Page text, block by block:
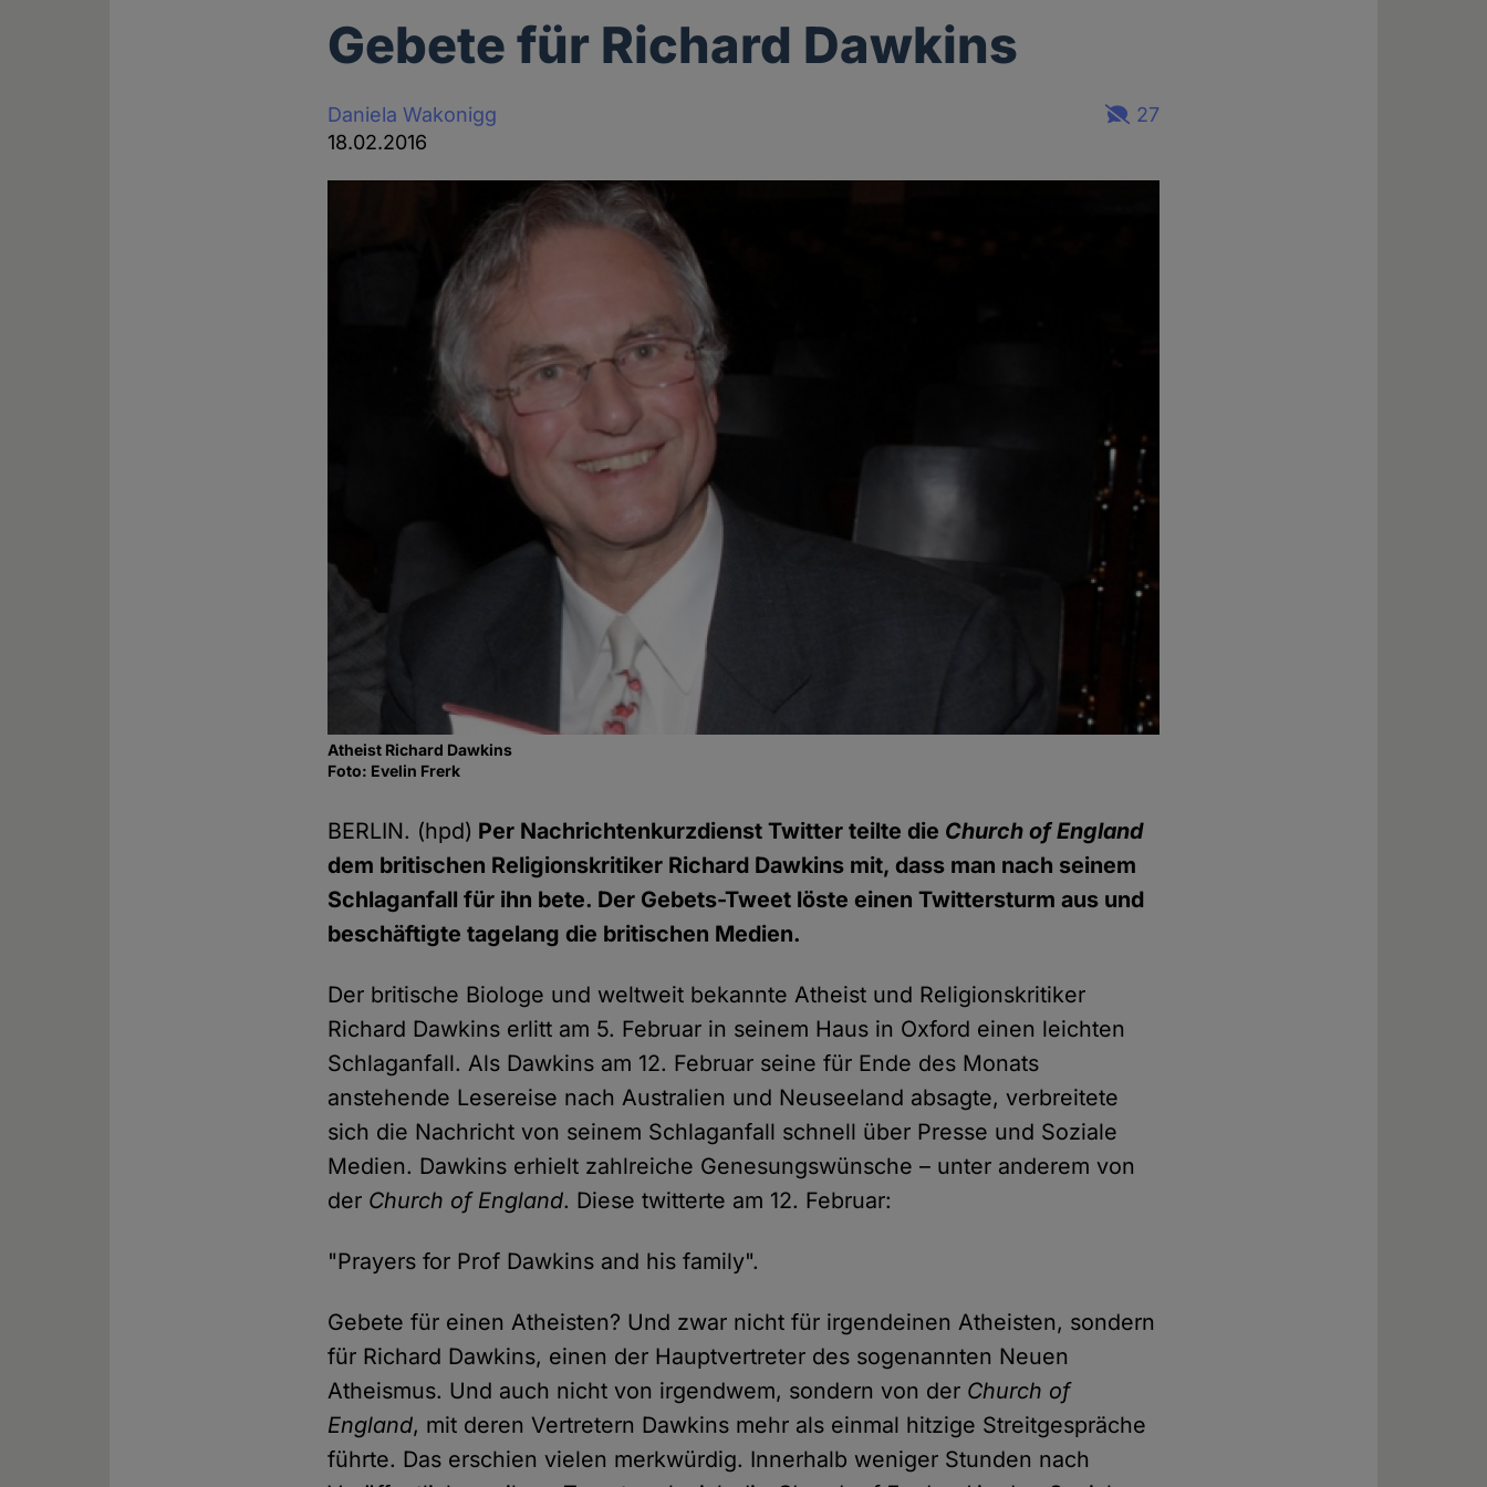
Gebete für Richard Dawkins
Daniela Wakonigg
18.02.2016
27
Atheist Richard Dawkins
Foto: Evelin Frerk
BERLIN. (hpd) Per Nachrichtenkurzdienst Twitter teilte die Church of England
dem britischen Religionskritiker Richard Dawkins mit, dass man nach seinem
Schlaganfall für ihn bete. Der Gebets-Tweet löste einen Twittersturm aus und
beschäftigte tagelang die britischen Medien.
Der britische Biologe und weltweit bekannte Atheist und Religionskritiker
Richard Dawkins erlitt am 5. Februar in seinem Haus in Oxford einen leichten
Schlaganfall. Als Dawkins am 12. Februar seine für Ende des Monats
anstehende Lesereise nach Australien und Neuseeland absagte, verbreitete
sich die Nachricht von seinem Schlaganfall schnell über Presse und Soziale
Medien. Dawkins erhielt zahlreiche Genesungswünsche – unter anderem von
der Church of England. Diese twitterte am 12. Februar:
"Prayers for Prof Dawkins and his family".
Gebete für einen Atheisten? Und zwar nicht für irgendeinen Atheisten, sondern
für Richard Dawkins, einen der Hauptvertreter des sogenannten Neuen
Atheismus. Und auch nicht von irgendwem, sondern von der Church of
England, mit deren Vertretern Dawkins mehr als einmal hitzige Streitgespräche
führte. Das erschien vielen merkwürdig. Innerhalb weniger Stunden nach